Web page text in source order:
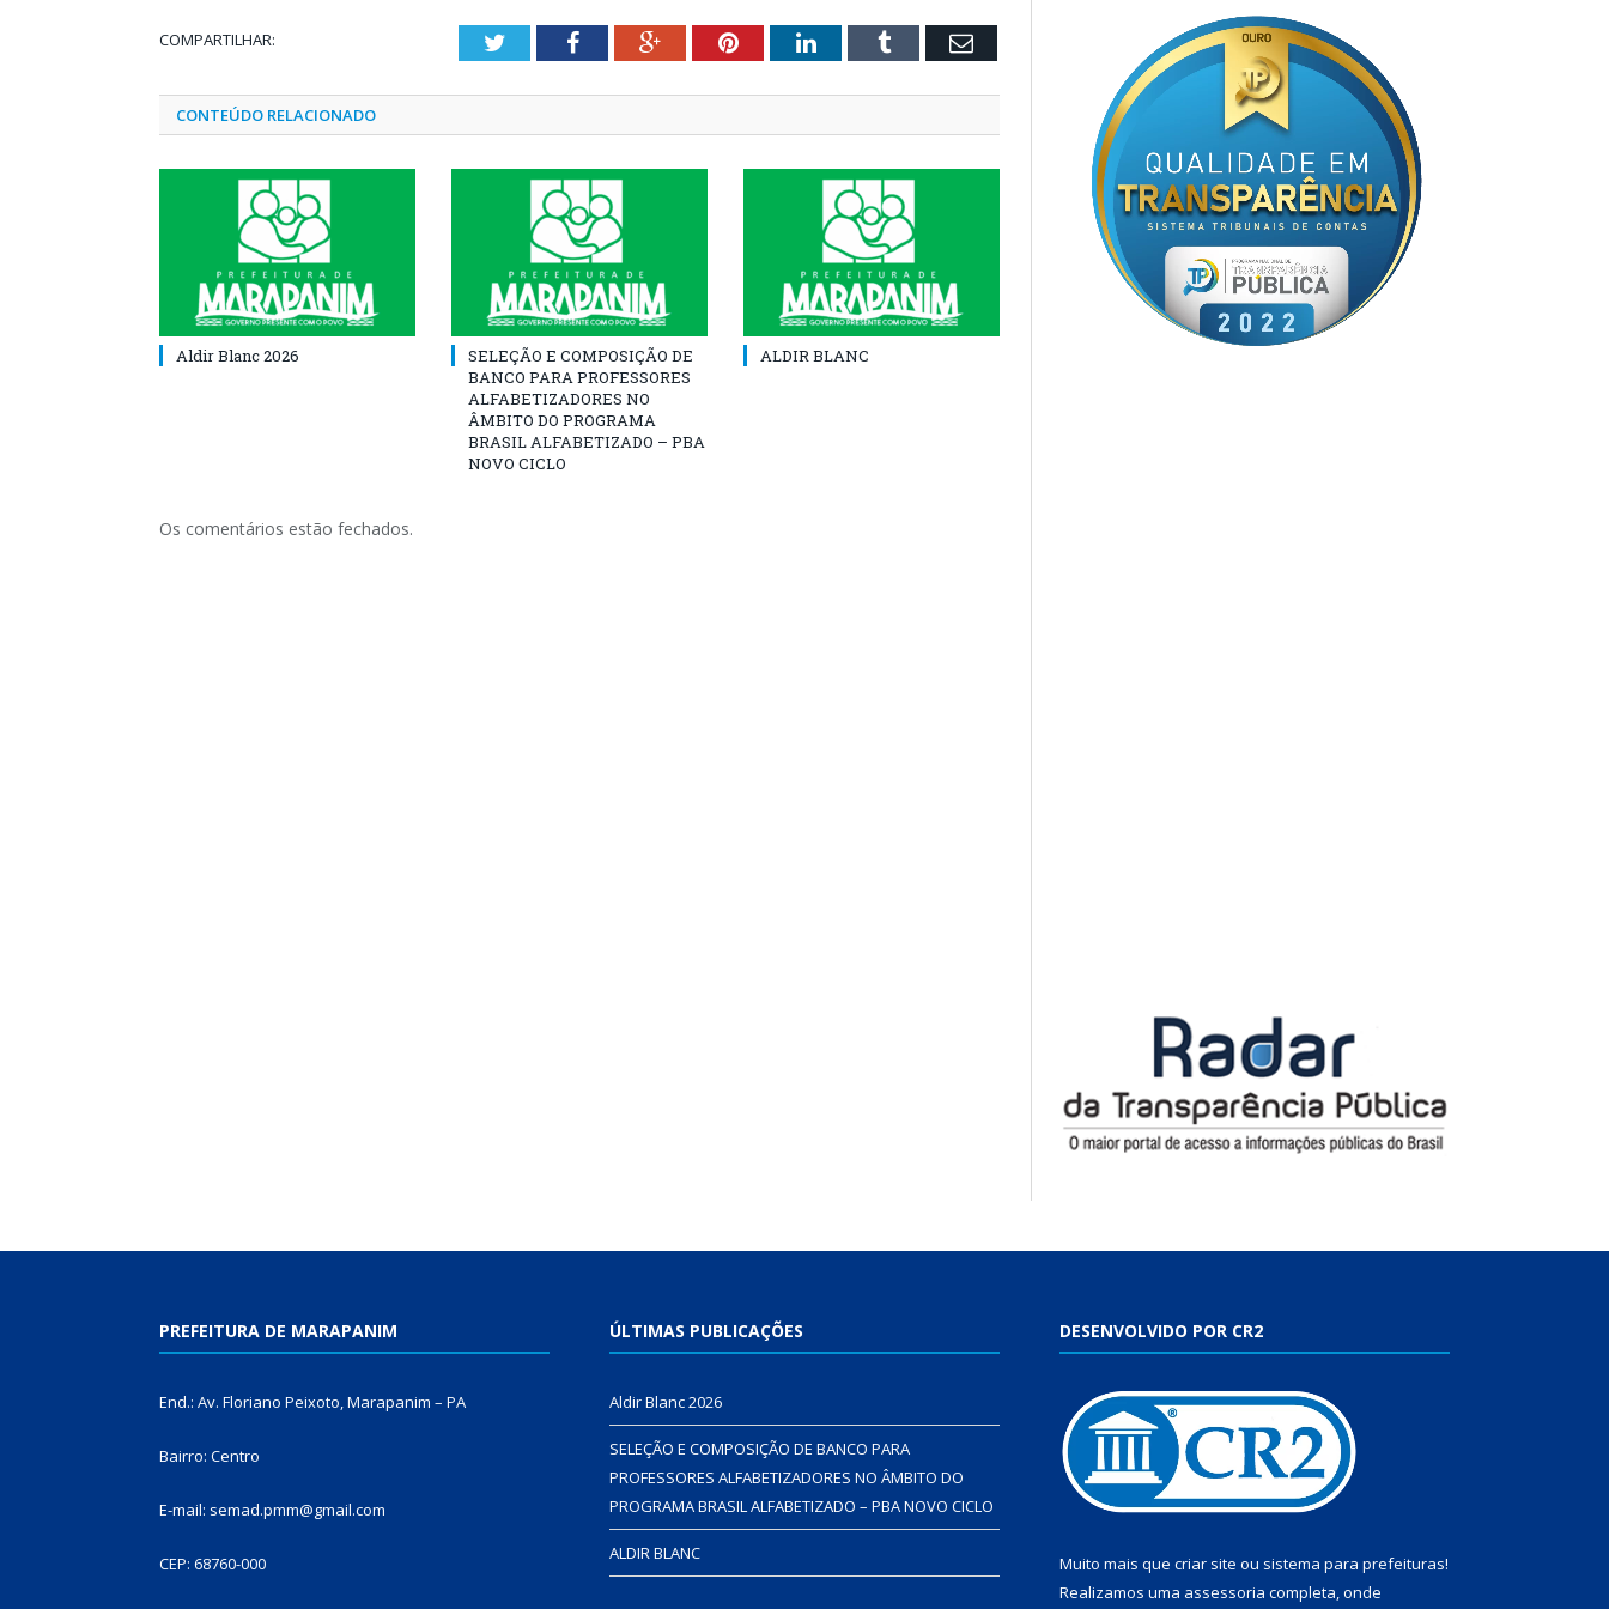
COMPARTILHAR: TwitterFacebookGoogle+PinterestLinkedInTumblr Email
CONTEÚDO RELACIONADO
Aldir Blanc 2026
SELEÇÃO E COMPOSIÇÃO DE
BANCO PARA PROFESSORES
ALFABETIZADORES NO
ÂMBITO DO PROGRAMA
BRASIL ALFABETIZADO – PBA
NOVO CICLO
ALDIR BLANC
Os comentários estão fechados.
PREFEITURA DE MARAPANIM
End.: Av. Floriano Peixoto, Marapanim – PA
Bairro: Centro
E-mail: semad.pmm@gmail.com
CEP: 68760-000
ÚLTIMAS PUBLICAÇÕES
Aldir Blanc 2026
SELEÇÃO E COMPOSIÇÃO DE BANCO PARA
PROFESSORES ALFABETIZADORES NO ÂMBITO DO
PROGRAMA BRASIL ALFABETIZADO – PBA NOVO CICLO
ALDIR BLANC
DESENVOLVIDO POR CR2
Muito mais que criar site ou sistema para prefeituras!
Realizamos uma assessoria completa, onde